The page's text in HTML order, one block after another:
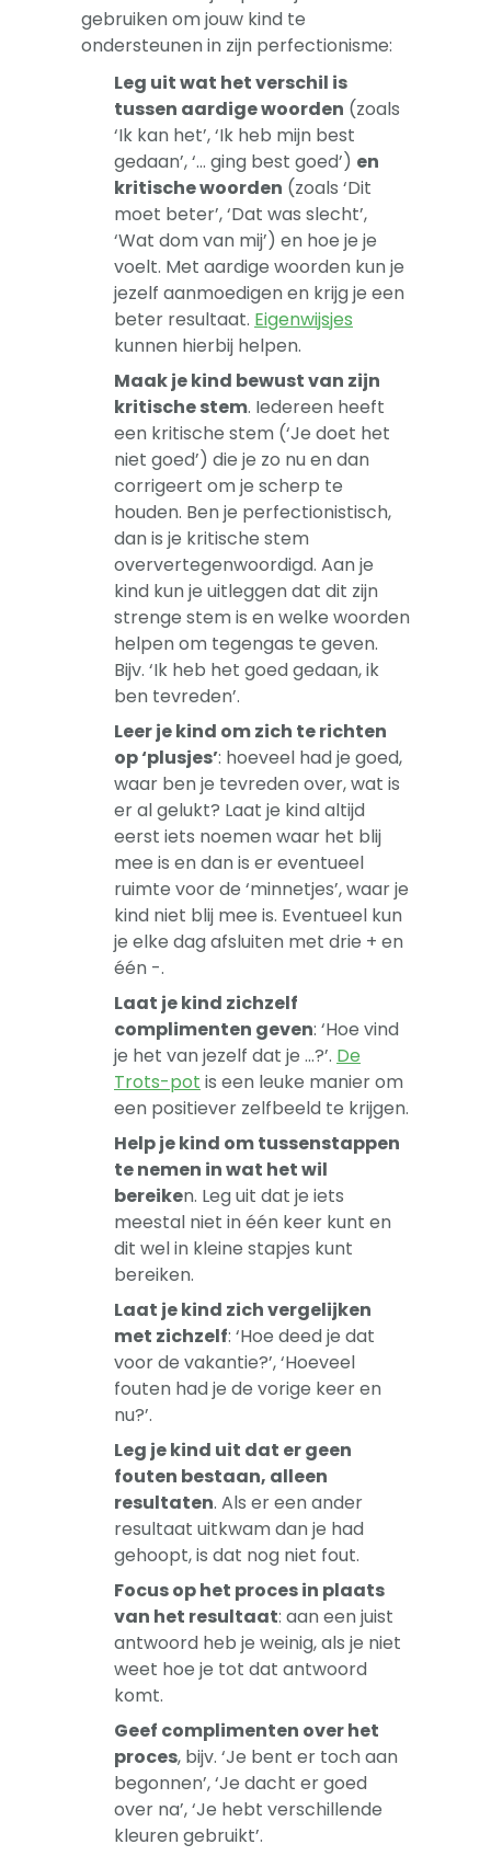
gebruiken om jouw kind te
ondersteunen in zijn perfectionisme:
Leg uit wat het verschil is
tussen aardige woorden (zoals
‘Ik kan het’, ‘Ik heb mijn best
gedaan’, ‘… ging best goed’) en
kritische woorden (zoals ‘Dit
moet beter’, ‘Dat was slecht’,
‘Wat dom van mij’) en hoe je je
voelt. Met aardige woorden kun je
jezelf aanmoedigen en krijg je een
beter resultaat. Eigenwijsjes
kunnen hierbij helpen.
Maak je kind bewust van zijn
kritische stem. Iedereen heeft
een kritische stem (‘Je doet het
niet goed’) die je zo nu en dan
corrigeert om je scherp te
houden. Ben je perfectionistisch,
dan is je kritische stem
oververtegenwoordigd. Aan je
kind kun je uitleggen dat dit zijn
strenge stem is en welke woorden
helpen om tegengas te geven.
Bijv. ‘Ik heb het goed gedaan, ik
ben tevreden’.
Leer je kind om zich te richten
op ‘plusjes’: hoeveel had je goed,
waar ben je tevreden over, wat is
er al gelukt? Laat je kind altijd
eerst iets noemen waar het blij
mee is en dan is er eventueel
ruimte voor de ‘minnetjes’, waar je
kind niet blij mee is. Eventueel kun
je elke dag afsluiten met drie + en
één -.
Laat je kind zichzelf
complimenten geven: ‘Hoe vind
je het van jezelf dat je …?’. De
Trots-pot is een leuke manier om
een positiever zelfbeeld te krijgen.
Help je kind om tussenstappen
te nemen in wat het wil
bereiken. Leg uit dat je iets
meestal niet in één keer kunt en
dit wel in kleine stapjes kunt
bereiken.
Laat je kind zich vergelijken
met zichzelf: ‘Hoe deed je dat
voor de vakantie?’, ‘Hoeveel
fouten had je de vorige keer en
nu?’.
Leg je kind uit dat er geen
fouten bestaan, alleen
resultaten. Als er een ander
resultaat uitkwam dan je had
gehoopt, is dat nog niet fout.
Focus op het proces in plaats
van het resultaat: aan een juist
antwoord heb je weinig, als je niet
weet hoe je tot dat antwoord
komt.
Geef complimenten over het
proces, bijv. ‘Je bent er toch aan
begonnen’, ‘Je dacht er goed
over na’, ‘Je hebt verschillende
kleuren gebruikt’.